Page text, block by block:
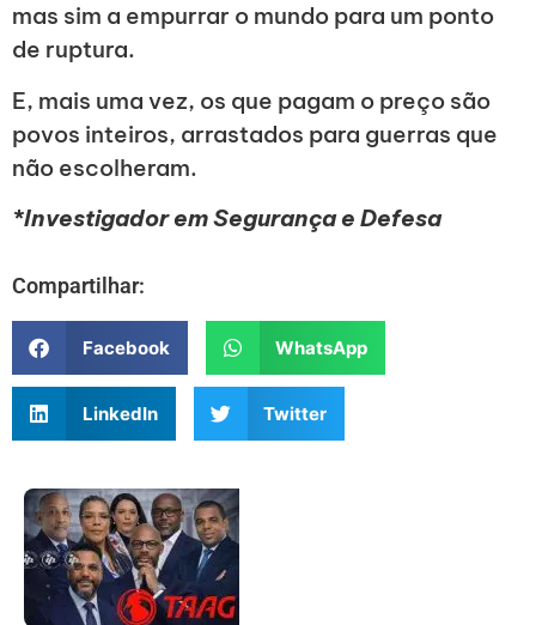
mas sim a empurrar o mundo para um ponto
de ruptura.
E, mais uma vez, os que pagam o preço são
povos inteiros, arrastados para guerras que
não escolheram.
*Investigador em Segurança e Defesa
Compartilhar:
Facebook WhatsApp
LinkedIn Twitter